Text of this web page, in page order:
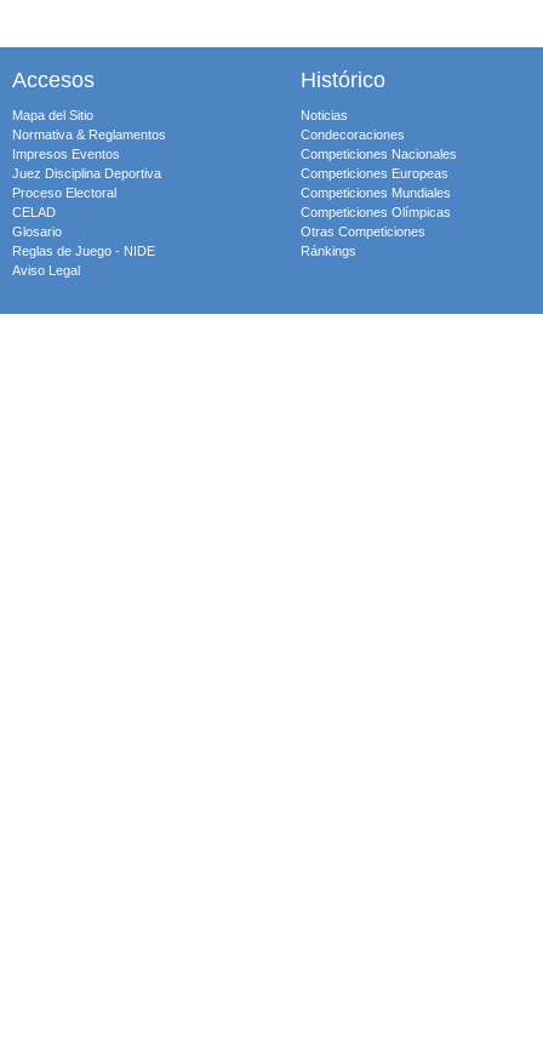
Accesos
Mapa del Sitio
Normativa & Reglamentos
Impresos Eventos
Juez Disciplina Deportiva
Proceso Electoral
CELAD
Glosario
Reglas de Juego - NIDE
Aviso Legal
Histórico
Noticias
Condecoraciones
Competiciones Nacionales
Competiciones Europeas
Competiciones Mundiales
Competiciones Olímpicas
Otras Competiciones
Ránkings